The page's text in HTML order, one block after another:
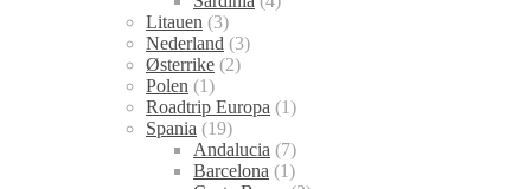
Litauen (3)
Nederland (3)
Østerrike (2)
Polen (1)
Roadtrip Europa (1)
Spania (19)
Andalucia (7)
Barcelona (1)